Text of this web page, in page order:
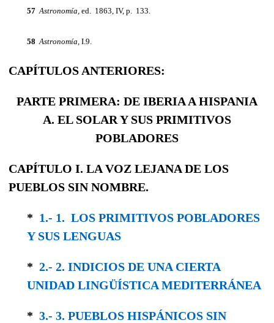
57 Astronomía, ed. 1863, IV, p. 133.
58 Astronomía, I.9.
CAPÍTULOS ANTERIORES:
PARTE PRIMERA: DE IBERIA A HISPANIA
A. EL SOLAR Y SUS PRIMITIVOS
POBLADORES
CAPÍTULO I. LA VOZ LEJANA DE LOS
PUEBLOS SIN NOMBRE.
* 1.- 1. LOS PRIMITIVOS POBLADORES
Y SUS LENGUAS
* 2.- 2. INDICIOS DE UNA CIERTA
UNIDAD LINGÜÍSTICA MEDITERRÁNEA
* 3.- 3. PUEBLOS HISPÁNICOS SIN